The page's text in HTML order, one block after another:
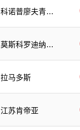
科诺普廖夫青年
莫斯科罗迪纳青
拉马多斯
江苏肯帝亚